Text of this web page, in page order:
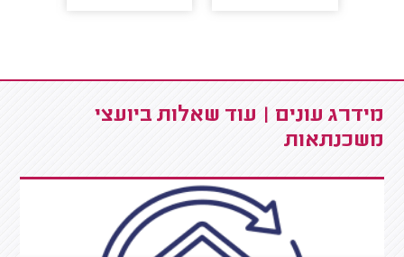
מידרג עונים | עוד שאלות ביועצי
משכנתאות